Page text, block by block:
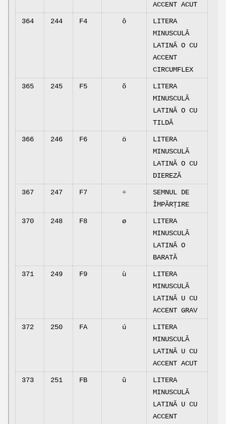
ACCENT ACUT
364 244 F4 ô
LITERA
MINUSCULĂ
LATINĂ O CU
ACCENT
CIRCUMFLEX
365 245 F5 õ
LITERA
MINUSCULĂ
LATINĂ O CU
TILDĂ
366 246 F6 ö
LITERA
MINUSCULĂ
LATINĂ O CU
DIEREZĂ
367 247 F7 ÷
SEMNUL DE
ÎMPĂRȚIRE
370 248 F8 ø
LITERA
MINUSCULĂ
LATINĂ O
BARATĂ
371 249 F9 ù
LITERA
MINUSCULĂ
LATINĂ U CU
ACCENT GRAV
372 250 FA ú
LITERA
MINUSCULĂ
LATINĂ U CU
ACCENT ACUT
373 251 FB û
LITERA
MINUSCULĂ
LATINĂ U CU
ACCENT